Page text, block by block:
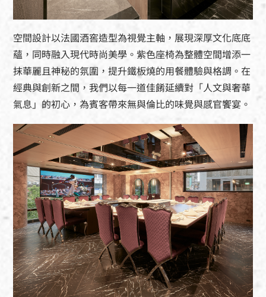
空間設計以法國酒窖造型為視覺主軸，展現深厚文化底底
蘊，同時融入現代時尚美學。紫色座椅為整體空間增添一
抹華麗且神秘的氛圍，提升鐵板燒的用餐體驗與格調。在
經典與創新之間，我們以每一道佳餚延續對「人文與奢華
氣息」的初心，為賓客帶來無與倫比的味覺與感官饗宴。